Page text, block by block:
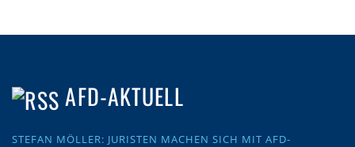
AFD-AKTUELL
STEFAN MÖLLER: JURISTEN MACHEN SICH MIT AFD-